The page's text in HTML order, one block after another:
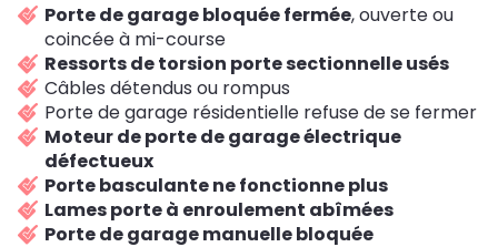
Porte de garage bloquée fermée, ouverte ou
coincée à mi-course
Ressorts de torsion porte sectionnelle usés
Câbles détendus ou rompus
Porte de garage résidentielle refuse de se fermer
Moteur de porte de garage électrique
défectueux
Porte basculante ne fonctionne plus
Lames porte à enroulement abîmées
Porte de garage manuelle bloquée